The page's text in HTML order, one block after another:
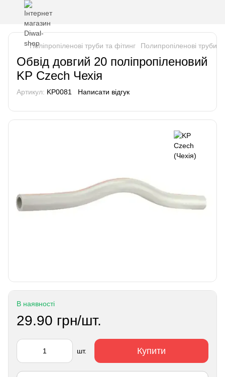
Поліпропіленові труби та фітинг Полипропіленові труби
Обвід довгий 20 поліпропіленовий
KP Czech Чехія
Артикул: KP0081 Написати відгук
В наявності
29.90 грн/шт.
шт. Купити